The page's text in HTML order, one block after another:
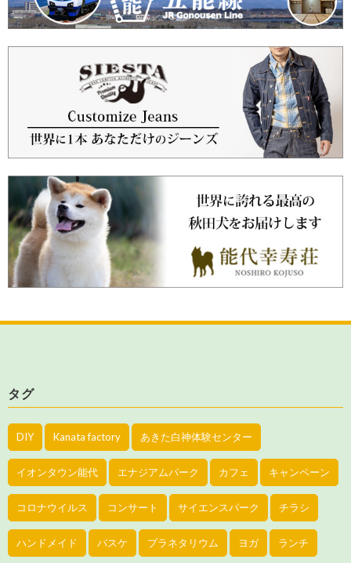
タグ
DIY Kanata factory あきた白神体験センター
イオンタウン能代 エナジアムパーク カフェ キャンペーン
コロナウイルス コンサート サイエンスパーク チラシ
ハンドメイド バスケ プラネタリウム ヨガ ランチ